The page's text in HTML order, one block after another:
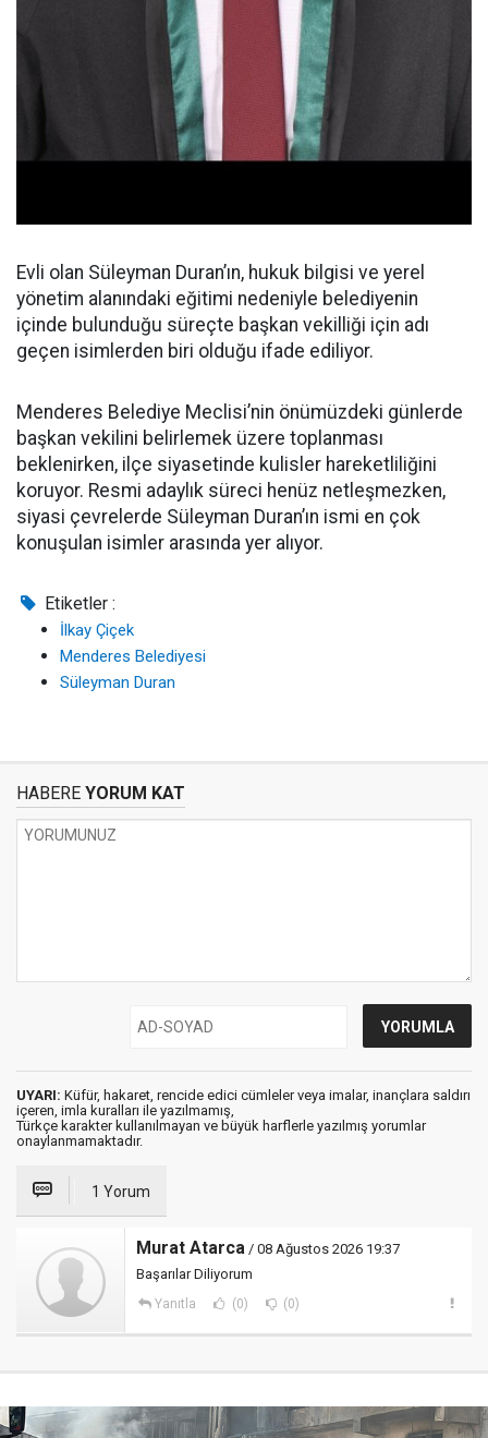
Evli olan Süleyman Duran’ın, hukuk bilgisi ve yerel
yönetim alanındaki eğitimi nedeniyle belediyenin
içinde bulunduğu süreçte başkan vekilliği için adı
geçen isimlerden biri olduğu ifade ediliyor.
Menderes Belediye Meclisi’nin önümüzdeki günlerde
başkan vekilini belirlemek üzere toplanması
beklenirken, ilçe siyasetinde kulisler hareketliliğini
koruyor. Resmi adaylık süreci henüz netleşmezken,
siyasi çevrelerde Süleyman Duran’ın ismi en çok
konuşulan isimler arasında yer alıyor.
Etiketler :
İlkay Çiçek
Menderes Belediyesi
Süleyman Duran
HABERE YORUM KAT
UYARI: Küfür, hakaret, rencide edici cümleler veya imalar, inançlara saldırı
içeren, imla kuralları ile yazılmamış,
Türkçe karakter kullanılmayan ve büyük harflerle yazılmış yorumlar
onaylanmamaktadır.
1 Yorum
Murat Atarca / 08 Ağustos 2026 19:37
Başarılar Diliyorum
Yanıtla (0) (0)